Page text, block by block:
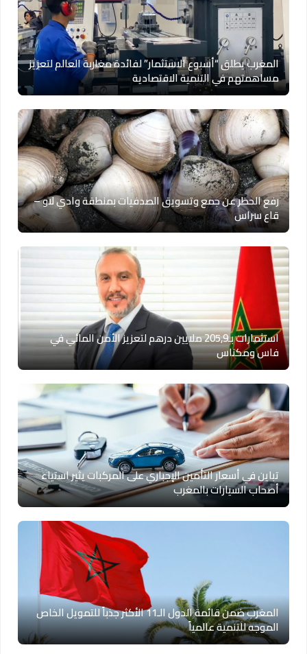
المغرب يطلق “أسبوع الاستثمار” لفائدة مغاربة العالم لتعزيز
مساهمتهم في التنمية الاقتصادية
رفع الحظر عن جمع وتسويق الصدفيات بمنطقة وادي لاو –
قاع سراس
استثمارات بـ205,9 ملايين درهم لتعزيز الأمن المائي في
فاس ومكناس
تباين في أسعار التأمين الإجباري على المركبات يثير استياء
أصحاب السيارات بالمغرب
المغرب ضمن قائمة الدول الـ11 الأكثر جذباً للتمويل الخاص
الموجه للتنمية عالمياً